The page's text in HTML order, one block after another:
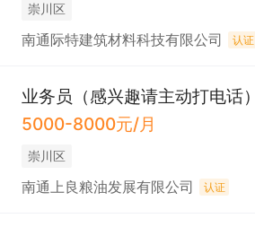
崇川区
南通际特建筑材料科技有限公司 认证
业务员（感兴趣请主动打电话）
5000-8000元/月
崇川区
南通上良粮油发展有限公司 认证